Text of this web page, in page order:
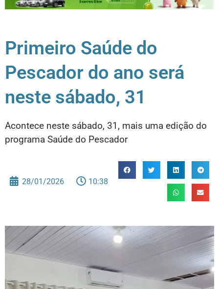
Primeiro Saúde do
Pescador do ano será
neste sábado, 31
Acontece neste sábado, 31, mais uma edição do
programa Saúde do Pescador
28/01/2026 10:38